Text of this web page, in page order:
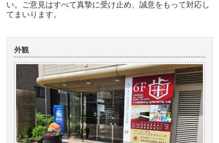
い。ご意見はすべて真摯に受け止め、誠意をもって対応し
てまいります。
外観